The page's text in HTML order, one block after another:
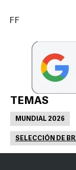
FF
TEMAS
MUNDIAL 2026
SELECCIÓN DE